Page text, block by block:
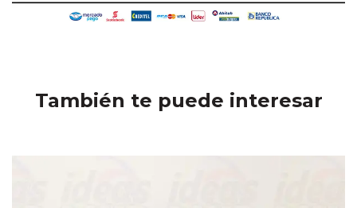
También te puede interesar